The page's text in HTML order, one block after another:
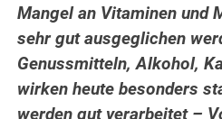
Mangel an Vitaminen und
sehr gut ausgeglichen
Genussmitteln, Alkohol,
wirken heute besonders
werden gut verarbeitet –